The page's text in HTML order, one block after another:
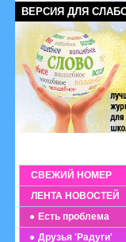
ВЕРСИЯ ДЛЯ
СВЕЖИЙ НОМЕР
ЛЕНТА НОВОСТЕЙ
Есть проблема
Друзья 'Радуги'